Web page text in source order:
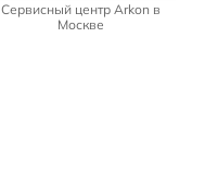
Сервисный центр Arkon в
Москве